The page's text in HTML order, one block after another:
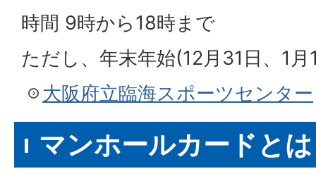
時間 9時から18時まで
ただし、年末年始(12月31日、1
大阪府立臨海スポーツセンター
マンホールカードとは